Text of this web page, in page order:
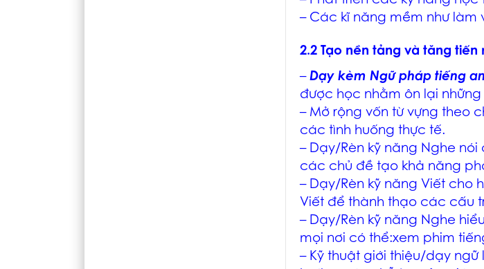
– Các kĩ năng mềm như
2.2 Tạo nền tảng và tăng
– Dạy kèm Ngữ pháp tiếng
được học nhằm ôn lại
– Mở rộng vốn từ vựng theo
các tình huống thực tế.
– Dạy/Rèn kỹ năng Nghe
các chủ đề tạo khả năng
– Dạy/Rèn kỹ năng Viết cho
Viết để thành thạo các cấu
– Dạy/Rèn kỹ năng Nghe
mọi nơi có thể:xem phim
– Kỹ thuật giới thiệu/dạy